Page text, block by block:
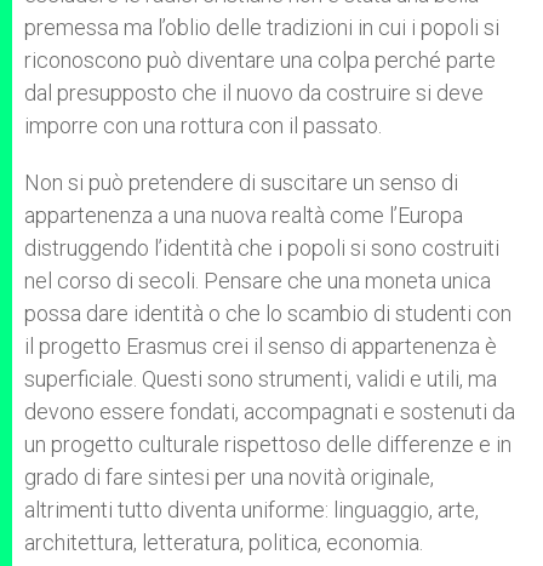
premessa ma l’oblio delle tradizioni in cui i popoli si
riconoscono può diventare una colpa perché parte
dal presupposto che il nuovo da costruire si deve
imporre con una rottura con il passato.
Non si può pretendere di suscitare un senso di
appartenenza a una nuova realtà come l’Europa
distruggendo l’identità che i popoli si sono costruiti
nel corso di secoli. Pensare che una moneta unica
possa dare identità o che lo scambio di studenti con
il progetto Erasmus crei il senso di appartenenza è
superficiale. Questi sono strumenti, validi e utili, ma
devono essere fondati, accompagnati e sostenuti da
un progetto culturale rispettoso delle differenze e in
grado di fare sintesi per una novità originale,
altrimenti tutto diventa uniforme: linguaggio, arte,
architettura, letteratura, politica, economia.